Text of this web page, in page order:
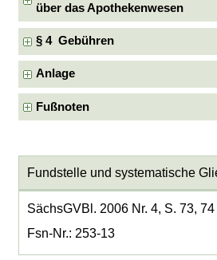
über das Apothekenwesen
§ 4 Gebühren
Anlage
Fußnoten
Fundstelle und systematische
SächsGVBl. 2006 Nr. 4, S. 73, 74
Fsn-Nr.: 253-13